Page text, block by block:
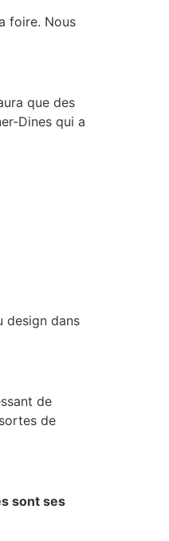
foire. Nous
que des
Dines qui a
design dans
de
de
sont ses